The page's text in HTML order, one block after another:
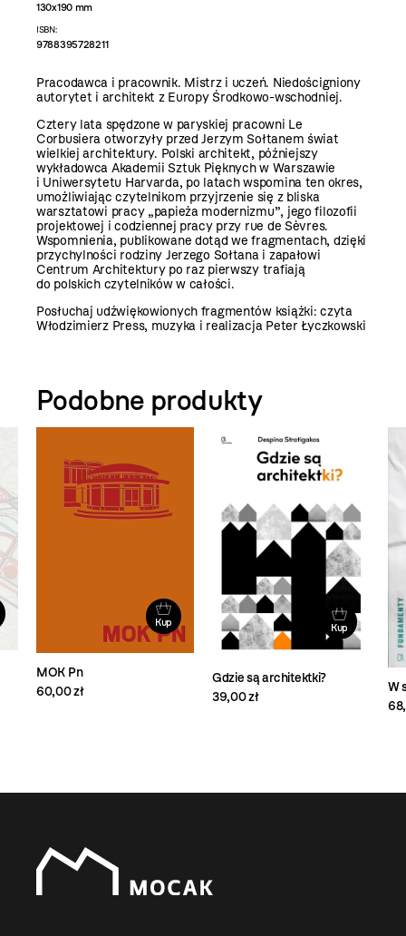
130x190 mm
ISBN:
9788395728211
Pracodawca i pracownik. Mistrz i uczeń. Niedościgniony
autorytet i architekt z Europy Środkowo-wschodniej.
Cztery lata spędzone w paryskiej pracowni Le
Corbusiera otworzyły przed Jerzym Sołtanem świat
wielkiej architektury. Polski architekt, późniejszy
wykładowca Akademii Sztuk Pięknych w Warszawie
i Uniwersytetu Harvarda, po latach wspomina ten okres,
umożliwiając czytelnikom przyjrzenie się z bliska
warsztatowi pracy „papieża modernizmu”, jego filozofii
projektowej i codziennej pracy przy rue de Sèvres.
Wspomnienia, publikowane dotąd we fragmentach, dzięki
przychylności rodziny Jerzego Sołtana i zapałowi
Centrum Architektury po raz pierwszy trafiają
do polskich czytelników w całości.
Posłuchaj udźwiękowionych fragmentów książki: czyta
Włodzimierz Press, muzyka i realizacja Peter Łyczkowski
Podobne produkty
Kup
MOK Pn
60,00 zł
Kup
Gdzie są architektki?
39,00 zł
W